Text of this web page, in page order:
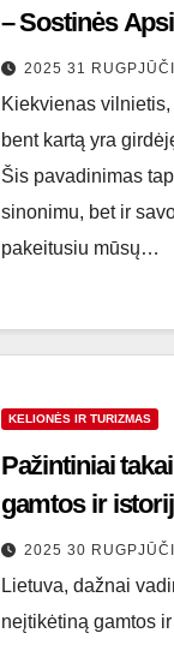
– Sostinės
2025 31
Kiekvienas
bent kartą yra
Šis pavadinimas
sinonimu, bet ir
pakeitusiu mūsų…
KELIONĖS IR TURIZMAS
Pažintiniai
gamtos ir
dangumi
2025 30
Lietuva, dažnai
neįtikėtiną gamtos